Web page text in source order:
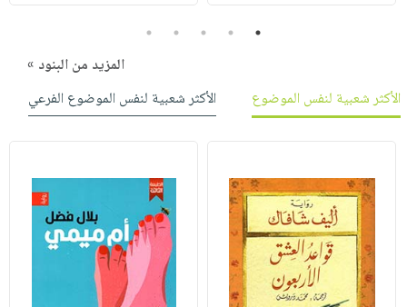
1
2
3
4
5
المزيد من البنود »
الأكثر شعبية لنفس الموضوع
الأكثر شعبية لنفس الموضوع الفرعي